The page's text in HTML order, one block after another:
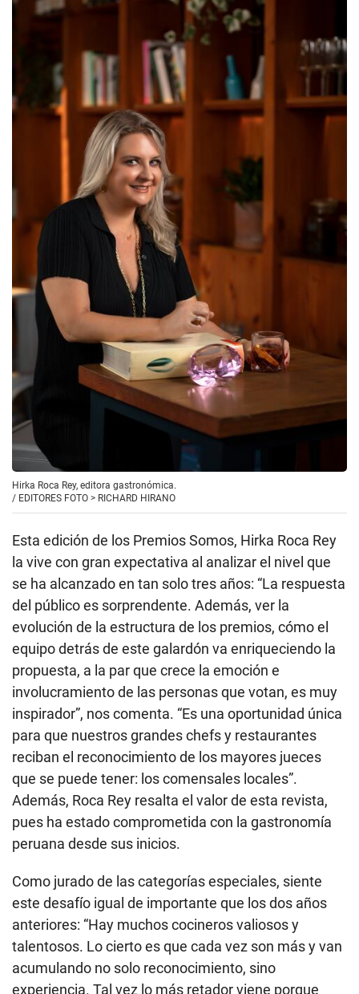
Hirka Roca Rey, editora gastronómica.
/ EDITORES FOTO > RICHARD HIRANO
Esta edición de los Premios Somos, Hirka Roca Rey
la vive con gran expectativa al analizar el nivel que
se ha alcanzado en tan solo tres años: “La respuesta
del público es sorprendente. Además, ver la
evolución de la estructura de los premios, cómo el
equipo detrás de este galardón va enriqueciendo la
propuesta, a la par que crece la emoción e
involucramiento de las personas que votan, es muy
inspirador”, nos comenta. “Es una oportunidad única
para que nuestros grandes chefs y restaurantes
reciban el reconocimiento de los mayores jueces
que se puede tener: los comensales locales”.
Además, Roca Rey resalta el valor de esta revista,
pues ha estado comprometida con la gastronomía
peruana desde sus inicios.
Como jurado de las categorías especiales, siente
este desafío igual de importante que los dos años
anteriores: “Hay muchos cocineros valiosos y
talentosos. Lo cierto es que cada vez son más y van
acumulando no solo reconocimiento, sino
experiencia. Tal vez lo más retador viene porque